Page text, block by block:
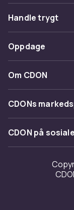
Vanlige spørsmål
Spor pakke
Angre & returner
Kontakt oss
Handle trygt
Betaling
Levering
Tilbakekallinger
Oppdage
Kategorier
Varemerker
Om CDON
Om oss
Jobbe på CDON
Investor
Tilgjengelighet
CDONs
Merchant Help
CDON på